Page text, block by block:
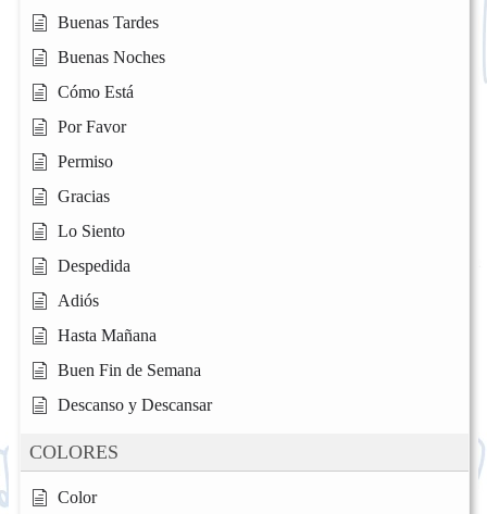
Buenas Tardes
Buenas Noches
Cómo Está
Por Favor
Permiso
Gracias
Lo Siento
Despedida
Adiós
Hasta Mañana
Buen Fin de Semana
Descanso y Descansar
COLORES
Color